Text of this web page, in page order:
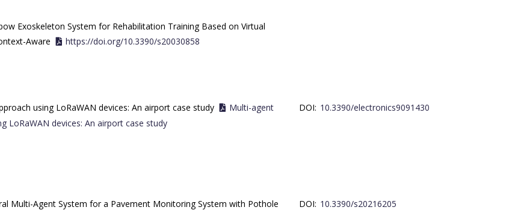
Exoskeleton System for Rehabilitation Training Based on Virtual
Aware
https://doi.org/10.3390/s20030858
using LoRaWAN devices: An airport case study
Multi-agent
LoRaWAN devices: An airport case study
DOI: 10.3390/electronics9091430
Multi-Agent System for a Pavement Monitoring System with Pothole DOI: 10.3390/s20216205